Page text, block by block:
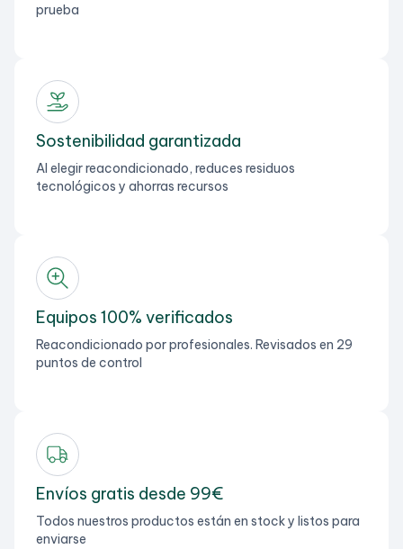
prueba
Sostenibilidad garantizada
Al elegir reacondicionado, reduces residuos
tecnológicos y ahorras recursos
Equipos 100% verificados
Reacondicionado por profesionales. Revisados en 29
puntos de control
Envíos gratis desde 99€
Todos nuestros productos están en stock y listos para
enviarse